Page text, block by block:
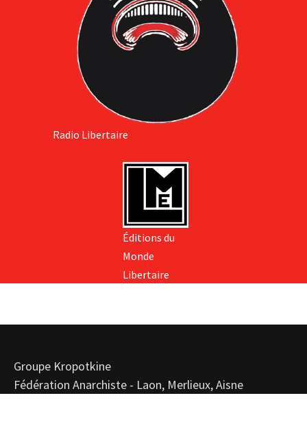
Radio Libertaire
Éditions du
Monde
Libertaire
Groupe Kropotkine
Fédération Anarchiste - Laon, Merlieux, Aisne